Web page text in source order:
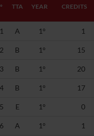
TTA YEAR CREDITS
1 A 1° 1
2 B 1° 15
3 B 1° 20
4 B 1° 17
5 E 1° 0
6 A 1° 1